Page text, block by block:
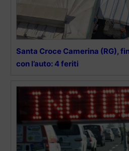
Santa Croce Camerina (RG),
con l’auto: 4 feriti